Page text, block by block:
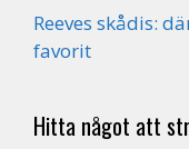
Reeves skådis:
favorit
Hitta något att